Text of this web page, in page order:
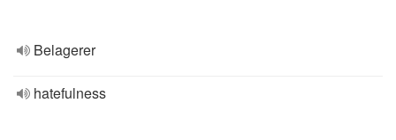
Belagerer
hatefulness